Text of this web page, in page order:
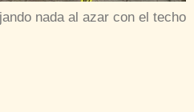
nada al azar con el techo